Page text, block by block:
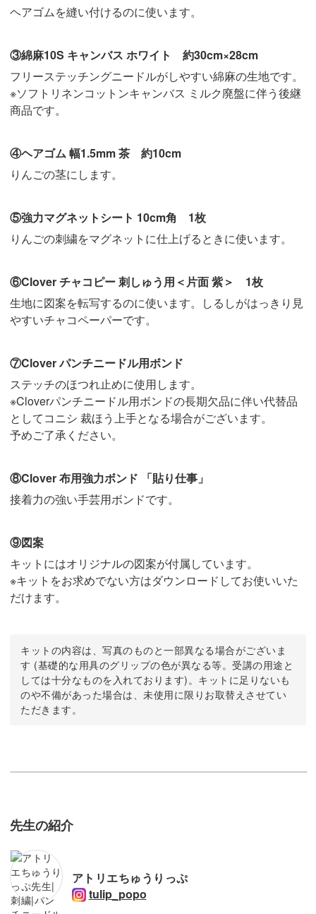
ヘアゴムを縫い付けるのに使います。
③綿麻10S キャンバス ホワイト 約30cm×28cm
フリーステッチングニードルがしやすい綿麻の生地です。
※ソフトリネンコットンキャンバス ミルク廃盤に伴う後継
商品です。
④ヘアゴム 幅1.5mm 茶 約10cm
りんごの茎にします。
⑤強力マグネットシート 10cm角 1枚
りんごの刺繍をマグネットに仕上げるときに使います。
⑥Clover チャコピー 刺しゅう用＜片面 紫＞ 1枚
生地に図案を転写するのに使います。しるしがはっきり見
やすいチャコペーパーです。
⑦Clover パンチニードル用ボンド
ステッチのほつれ止めに使用します。
※Cloverパンチニードル用ボンドの長期欠品に伴い代替品
としてコニシ 裁ほう上手となる場合がございます。
予めご了承ください。
⑧Clover 布用強力ボンド 「貼り仕事」
接着力の強い手芸用ボンドです。
⑨図案
キットにはオリジナルの図案が付属しています。
※キットをお求めでない方はダウンロードしてお使いいた
だけます。
キットの内容は、写真のものと一部異なる場合がございま
す (基礎的な用具のグリップの色が異なる等。受講の用途と
しては十分なものを入れております)。キットに足りないも
のや不備があった場合は、未使用に限りお取替えさせてい
ただきます。
先生の紹介
アトリエちゅうりっぷ
tulip_popo